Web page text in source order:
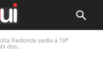
Redonda sedia a 19ª
dos...